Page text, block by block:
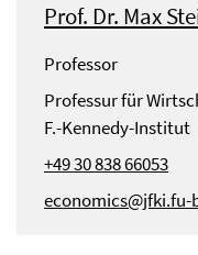
Prof. Dr. Max
Professor
Professur für
F.-Kennedy-Institut
+49 30 838 66053
economics@jfki.fu-